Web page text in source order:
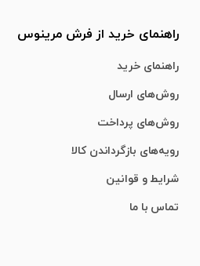
راهنمای خرید از فرش مرینوس
راهنمای خرید
روش‌های ارسال
روش‌های پرداخت
رویه‌های بازگرداندن کالا
شرایط و قوانین
تماس با ما